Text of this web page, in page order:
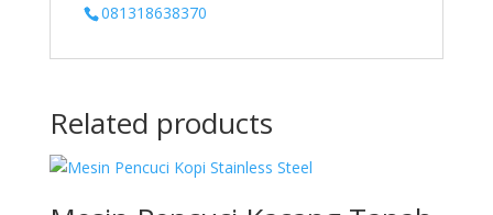
081318638370
Related products